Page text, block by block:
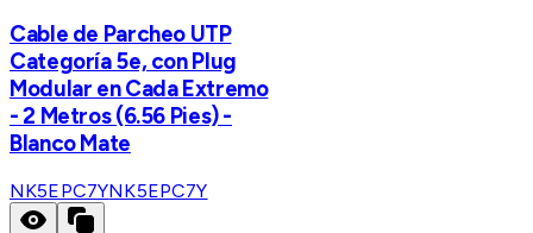
Cable de Parcheo UTP
Categoría 5e, con Plug
Modular en Cada Extremo
- 2 Metros (6.56 Pies) -
Blanco Mate
NK5EPC7YNK5EPC7Y